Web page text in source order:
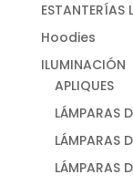
ESTANTERÍAS
Hoodies
ILUMINACIÓN
APLIQUES
LÁMPARAS
LÁMPARAS
LÁMPARAS